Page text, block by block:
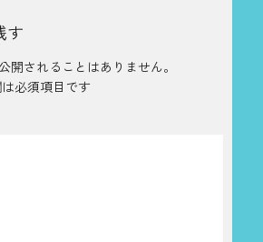
す
開されることはありません。
必須項目です